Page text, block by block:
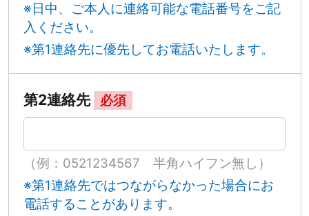
※日中、ご本人に連絡可能な電話番号をご記
入ください。
※第1連絡先に優先してお電話いたします。
第2連絡先 必須
（例：0521234567 半角ハイフン無し）
※第1連絡先ではつながらなかった場合にお
電話することがあります。